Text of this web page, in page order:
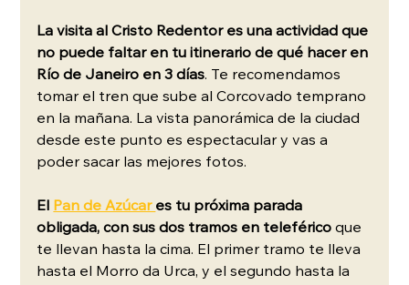
La visita al Cristo Redentor es una actividad que
no puede faltar en tu itinerario de qué hacer en
Río de Janeiro en 3 días. Te recomendamos
tomar el tren que sube al Corcovado temprano
en la mañana. La vista panorámica de la ciudad
desde este punto es espectacular y vas a
poder sacar las mejores fotos.
El Pan de Azúcar es tu próxima parada
obligada, con sus dos tramos en teleférico que
te llevan hasta la cima. El primer tramo te lleva
hasta el Morro da Urca, y el segundo hasta la